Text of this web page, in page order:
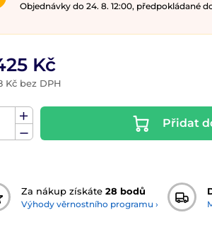
Objednávky do 24. 8. 12:00, předpokládané
Kč
Kč bez DPH
Přidat
Za nákup získáte 28 bodů
Výhody věrnostního programu ›